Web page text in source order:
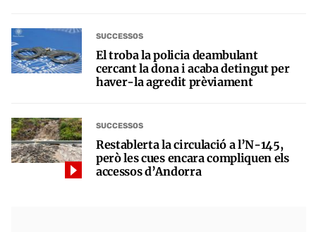
SUCCESSOS
El troba la policia deambulant
cercant la dona i acaba detingut per
haver-la agredit prèviament
SUCCESSOS
Restablerta la circulació a l’N-145,
però les cues encara compliquen els
accessos d’Andorra